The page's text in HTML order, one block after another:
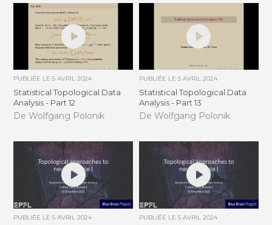
PUBLIÉE LE5 AVRIL 2024
Statistical Topological Data
Analysis - Part 12
De Wolfgang Polonik
PUBLIÉE LE 5 AVRIL 2024
Statistical Topological Data
Analysis - Part 13
De Wolfgang Polonik
PUBLIÉE LE5 AVRIL 2024 PUBLIÉE LE 5 AVRIL 2024